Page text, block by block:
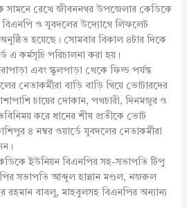
সামনে রেখে জীবননগর উপজেলার কেডিকে
বিএনপি ও যুবদলের উদ্যোগে লিফলেট
হয়েছে। সোমবার বিকাল ৪টার দিকে
এ কর্মসূচি পরিচালনা করা হয়।
এবং স্কুলপাড়া থেকে ফিল্ড পর্যন্ত
নেতাকর্মীরা বাড়ি বাড়ি গিয়ে ভোটারদের
চায়ের দোকান, পথচারী, দিনমজুর ও
করে ধানের শীষ প্রতীকে ভোট
৪ নম্বর ওয়ার্ডে যুবদলের নেতাকর্মীরা
ইউনিয়ন বিএনপির সহ-সভাপতি টিপু
সভাপতি আব্দুল হান্নান মণ্ডল, নজরুল
বাবলু, মাহবুলসহ বিএনপির অন্যান্য